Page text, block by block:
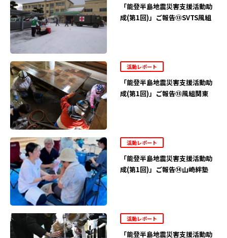
「能登半島地震災害支援活動助
成(第1回)」ご報告⑬SVTS風組
活動レポート
「能登半島地震災害支援活動助
成(第1回)」ご報告⑮風組関東
活動レポート
「能登半島地震災害支援活動助
成(第1回)」ご報告⑭山崎絆塾
活動レポート
「能登半島地震災害支援活動助